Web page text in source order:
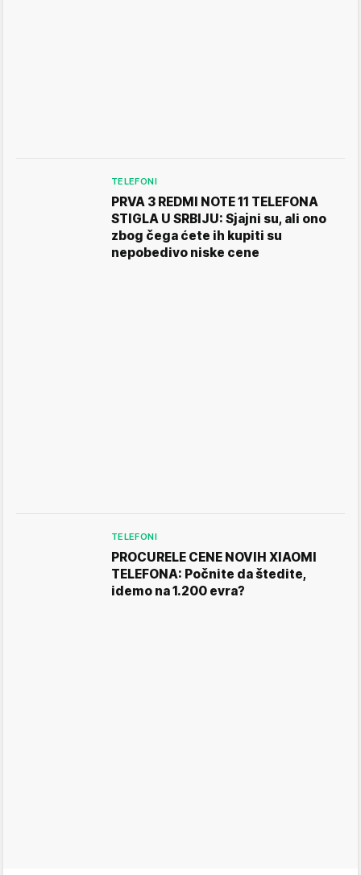
TELEFONI
PRVA 3 REDMI NOTE 11 TELEFONA
STIGLA U SRBIJU: Sjajni su, ali ono
zbog čega ćete ih kupiti su
nepobedivo niske cene
TELEFONI
PROCURELE CENE NOVIH XIAOMI
TELEFONA: Počnite da štedite,
idemo na 1.200 evra?